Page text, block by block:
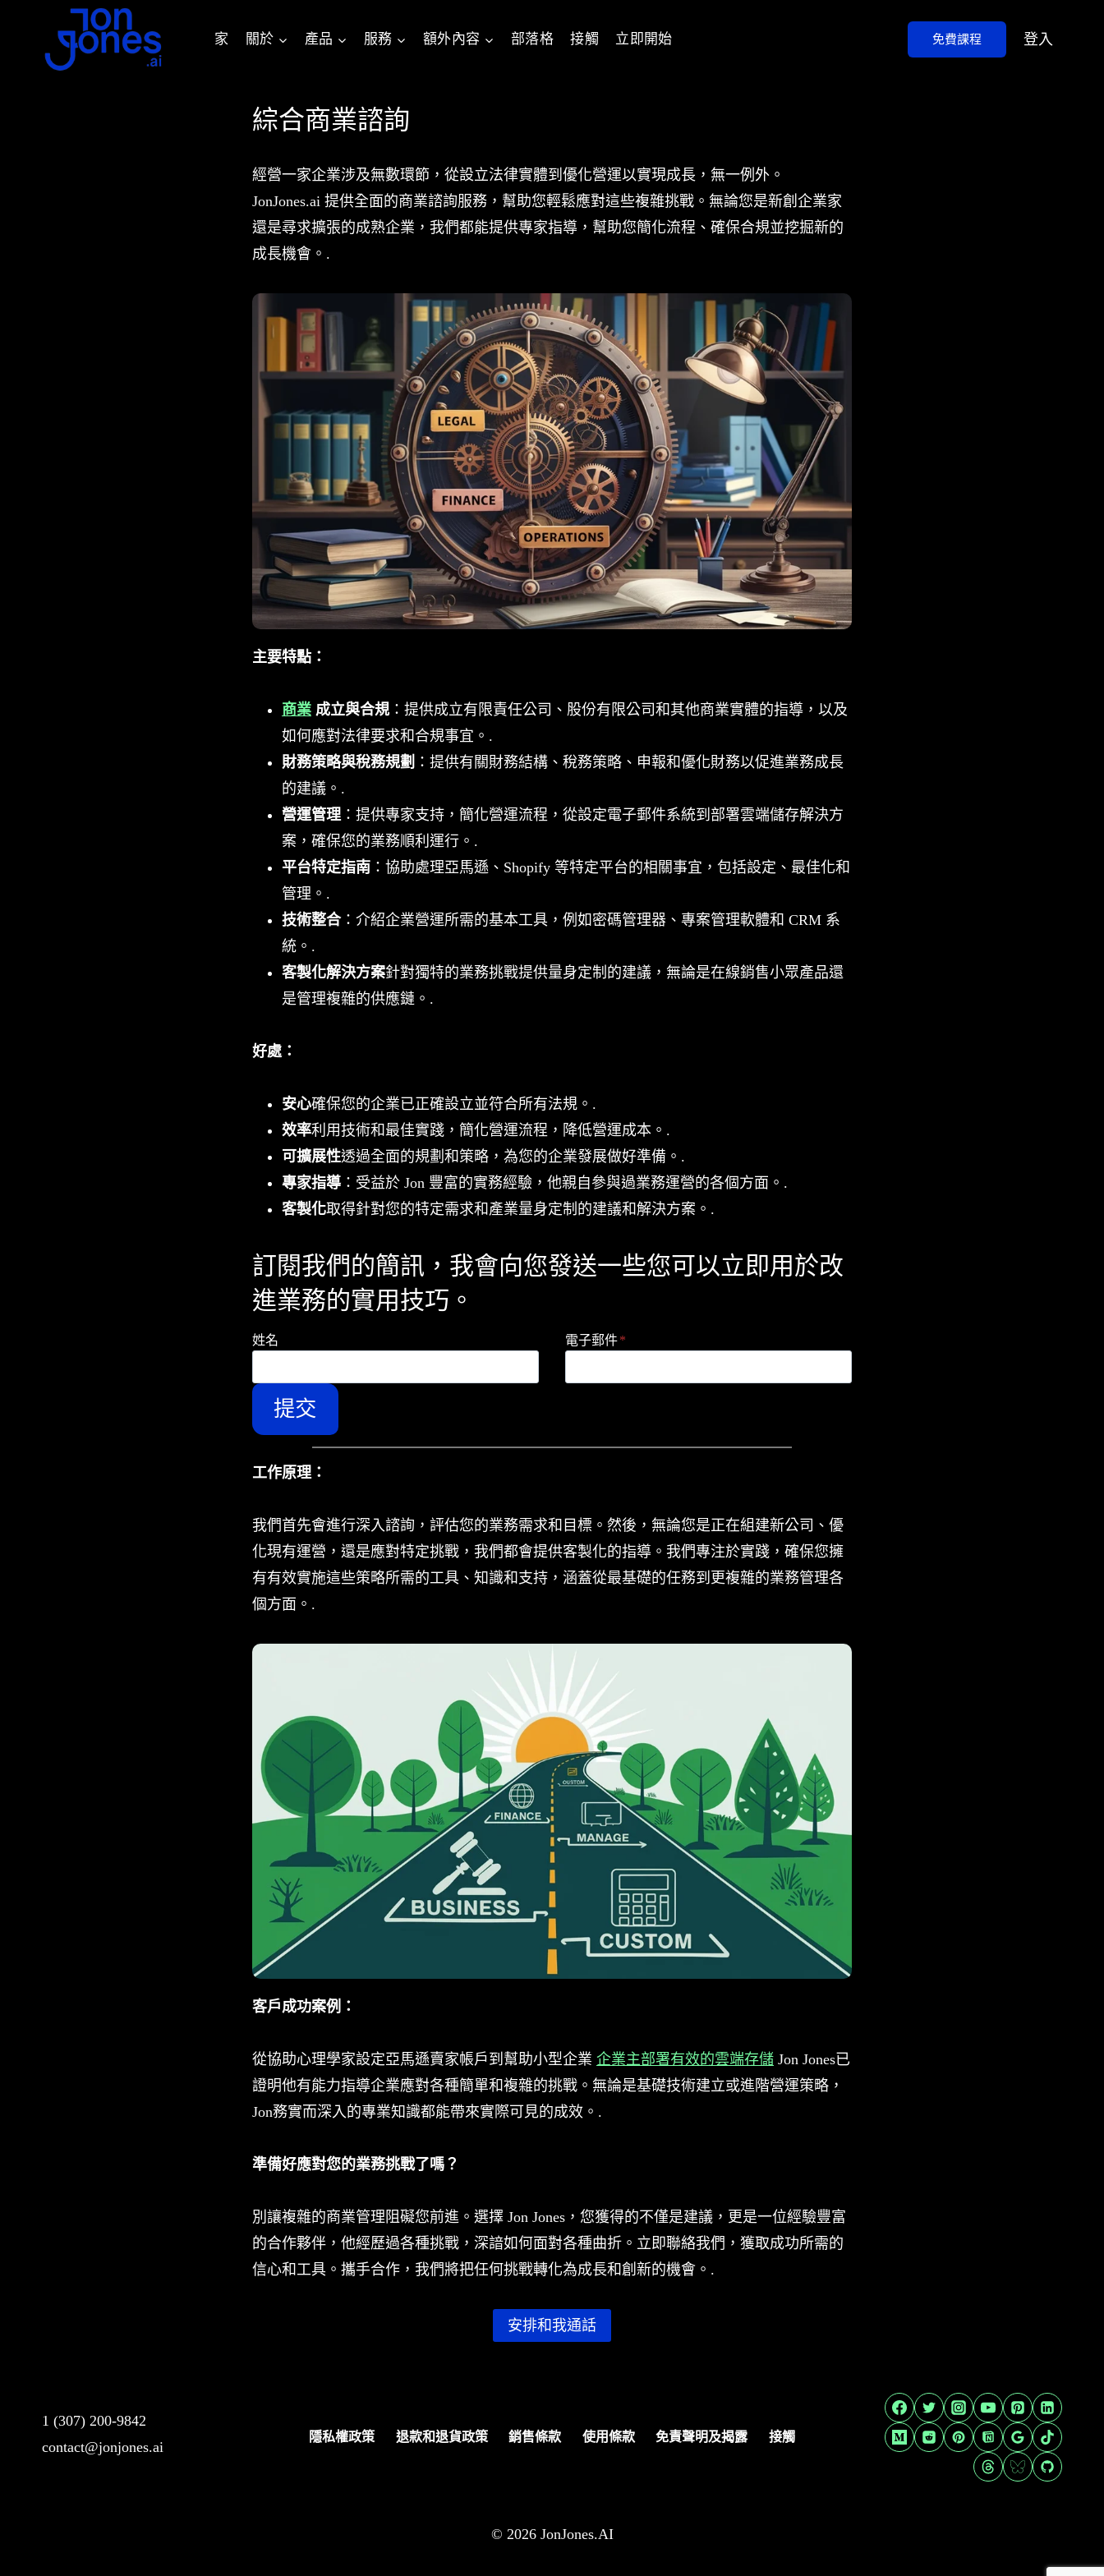
家 關於 產品 服務 額外內容 部落格 接觸 立即開始 免費課程 登入
綜合商業諮詢
經營一家企業涉及無數環節，從設立法律實體到優化營運以實現成長，無一例外。
JonJones.ai 提供全面的商業諮詢服務，幫助您輕鬆應對這些複雜挑戰。無論您是新創企業家
還是尋求擴張的成熟企業，我們都能提供專家指導，幫助您簡化流程、確保合規並挖掘新的
成長機會。.
主要特點：
商業 成立與合規：提供成立有限責任公司、股份有限公司和其他商業實體的指導，以及
如何應對法律要求和合規事宜。.
財務策略與稅務規劃 ：提供有關財務結構、稅務策略、申報和優化財務以促進業務成長
的建議。.
營運管理 ：提供專家支持，簡化營運流程，從設定電子郵件系統到部署雲端儲存解決方
案，確保您的業務順利運行。.
平台特定指南 ：協助處理亞馬遜、Shopify 等特定平台的相關事宜，包括設定、最佳化和
管理。.
技術整合：介紹企業營運所需的基本工具，例如密碼管理器、專案管理軟體和 CRM 系
統。.
客製化解決方案針對獨特的業務挑戰提供量身定制的建議，無論是在線銷售小眾產品還
是管理複雜的供應鏈。.
好處：
安心確保您的企業已正確設立並符合所有法規。.
效率利用技術和最佳實踐，簡化營運流程，降低營運成本。.
可擴展性透過全面的規劃和策略，為您的企業發展做好準備。.
專家指導 ：受益於 Jon 豐富的實務經驗，他親自參與過業務運營的各個方面。.
客製化取得針對您的特定需求和產業量身定制的建議和解決方案。.
訂閱我們的簡訊，我會向您發送一些您可以立即用於改
進業務的實用技巧。
姓名 電子郵件*
提交
工作原理：
我們首先會進行深入諮詢，評估您的業務需求和目標。然後，無論您是正在組建新公司、優
化現有運營，還是應對特定挑戰，我們都會提供客製化的指導。我們專注於實踐，確保您擁
有有效實施這些策略所需的工具、知識和支持，涵蓋從最基礎的任務到更複雜的業務管理各
個方面。.
客戶成功案例：
從協助心理學家設定亞馬遜賣家帳戶到幫助小型企業 企業主部署有效的雲端存儲 Jon Jones已
證明他有能力指導企業應對各種簡單和複雜的挑戰。無論是基礎技術建立或進階營運策略，
Jon務實而深入的專業知識都能帶來實際可見的成效。.
準備好應對您的業務挑戰了嗎？
別讓複雜的商業管理阻礙您前進。選擇 Jon Jones，您獲得的不僅是建議，更是一位經驗豐富
的合作夥伴，他經歷過各種挑戰，深諳如何面對各種曲折。立即聯絡我們，獲取成功所需的
信心和工具。攜手合作，我們將把任何挑戰轉化為成長和創新的機會。.
安排和我通話
1 (307) 200-9842
contact@jonjones.ai
隱私權政策 退款和退貨政策 銷售條款 使用條款 免責聲明及揭露 接觸
© 2026 JonJones.AI